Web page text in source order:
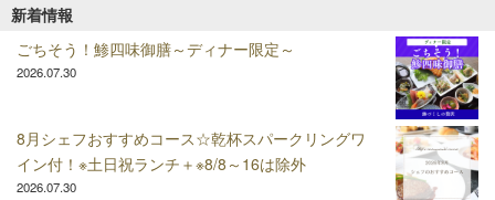
ョ
ン
新着情報
ごちそう！鯵四味御膳～ディナー限定～
2026.07.30
8月シェフおすすめコース☆乾杯スパークリングワ
イン付！※土日祝ランチ＋※8/8～16は除外
2026.07.30